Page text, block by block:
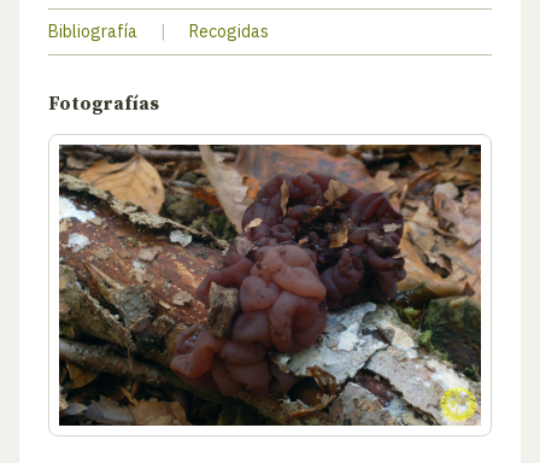
Bibliografía | Recogidas
Fotografías